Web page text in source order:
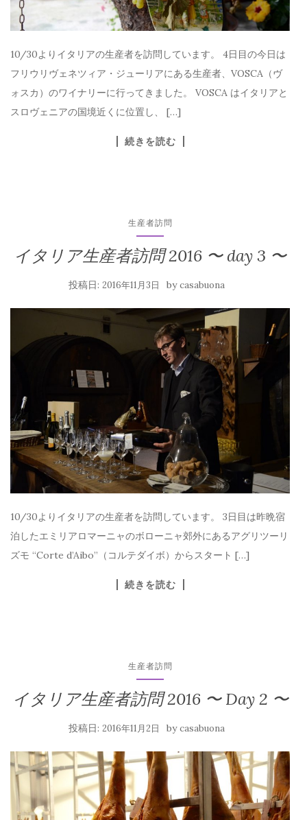
10/30よりイタリアの生産者を訪問しています。 4日目の今日は
フリウリヴェネツィア・ジューリアにある生産者、VOSCA（ヴ
ォスカ）のワイナリーに行ってきました。 VOSCA はイタリアと
スロヴェニアの国境近くに位置し、 […]
続きを読む
生産者訪問
イタリア生産者訪問 2016 〜 day 3 〜
投稿日: 2016年11月3日 bycasabuona
10/30よりイタリアの生産者を訪問しています。 3日目は昨晩宿
泊したエミリアロマーニャのボローニャ郊外にあるアグリツーリ
ズモ “Corte d’Aibo”（コルテダイボ）からスタート […]
続きを読む
生産者訪問
イタリア生産者訪問 2016 〜 Day 2 〜
投稿日: 2016年11月2日 bycasabuona